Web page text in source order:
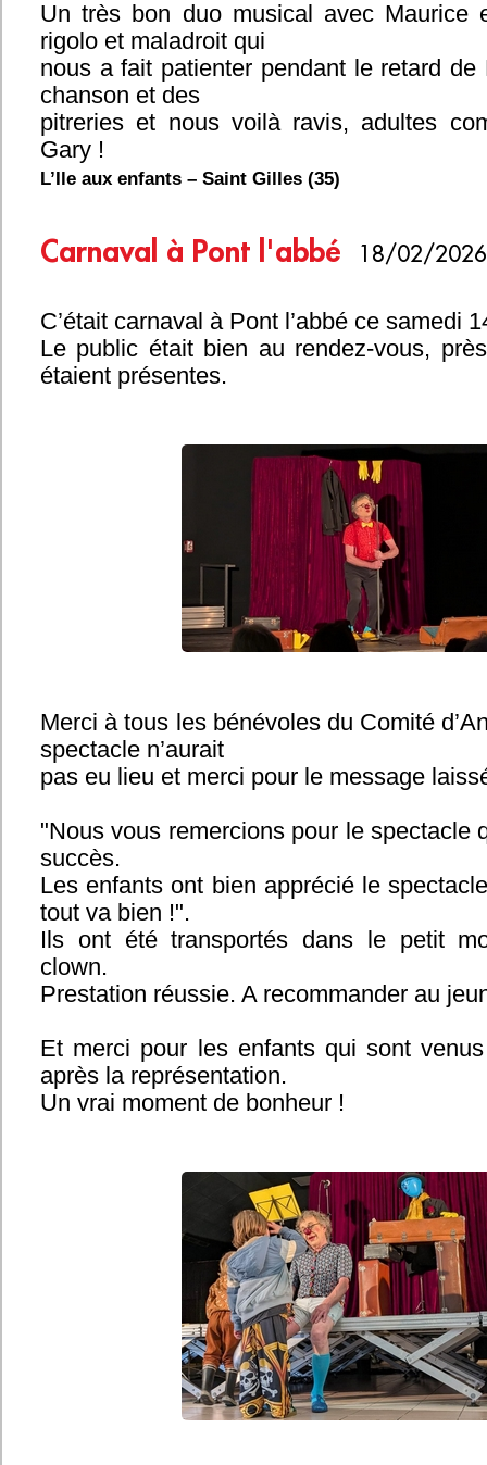
Un très bon duo musical avec Maurice
rigolo et maladroit qui
nous a fait patienter pendant le retard de
chanson et des
pitreries et nous voilà ravis, adultes
Gary !
L’Ile aux enfants – Saint Gilles (35)
Carnaval à Pont l'abbé 18/02/2026
C’était carnaval à Pont l’abbé ce samedi
Le public était bien au rendez-vous,
étaient présentes.
Merci à tous les bénévoles du Comité
spectacle n’aurait
pas eu lieu et merci pour le message
"Nous vous remercions pour le spectacle
succès.
Les enfants ont bien apprécié le
tout va bien !".
Ils ont été transportés dans le petit
clown.
Prestation réussie. A recommander au
Et merci pour les enfants qui sont
après la représentation.
Un vrai moment de bonheur !